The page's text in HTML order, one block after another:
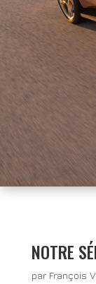
NOTRE
par François